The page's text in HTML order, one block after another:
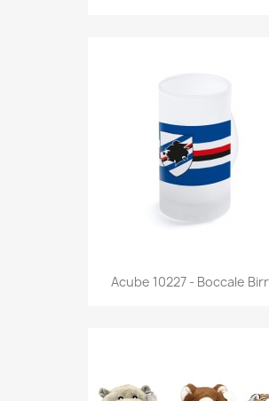
Anteprima
Acube 10227 - Boccale